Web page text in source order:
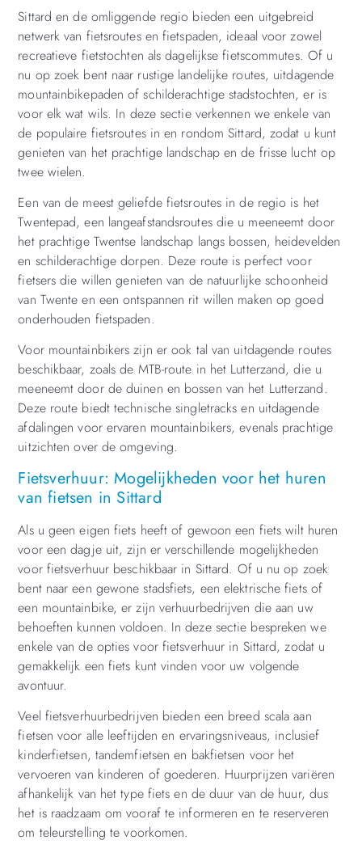
Sittard en de omliggende regio bieden een uitgebreid
netwerk van fietsroutes en fietspaden, ideaal voor zowel
recreatieve fietstochten als dagelijkse fietscommutes. Of u
nu op zoek bent naar rustige landelijke routes, uitdagende
mountainbikepaden of schilderachtige stadstochten, er is
voor elk wat wils. In deze sectie verkennen we enkele van
de populaire fietsroutes in en rondom Sittard, zodat u kunt
genieten van het prachtige landschap en de frisse lucht op
twee wielen.
Een van de meest geliefde fietsroutes in de regio is het
Twentepad, een langeafstandsroutes die u meeneemt door
het prachtige Twentse landschap langs bossen, heidevelden
en schilderachtige dorpen. Deze route is perfect voor
fietsers die willen genieten van de natuurlijke schoonheid
van Twente en een ontspannen rit willen maken op goed
onderhouden fietspaden.
Voor mountainbikers zijn er ook tal van uitdagende routes
beschikbaar, zoals de MTB-route in het Lutterzand, die u
meeneemt door de duinen en bossen van het Lutterzand.
Deze route biedt technische singletracks en uitdagende
afdalingen voor ervaren mountainbikers, evenals prachtige
uitzichten over de omgeving.
Fietsverhuur: Mogelijkheden voor het huren
van fietsen in Sittard
Als u geen eigen fiets heeft of gewoon een fiets wilt huren
voor een dagje uit, zijn er verschillende mogelijkheden
voor fietsverhuur beschikbaar in Sittard. Of u nu op zoek
bent naar een gewone stadsfiets, een elektrische fiets of
een mountainbike, er zijn verhuurbedrijven die aan uw
behoeften kunnen voldoen. In deze sectie bespreken we
enkele van de opties voor fietsverhuur in Sittard, zodat u
gemakkelijk een fiets kunt vinden voor uw volgende
avontuur.
Veel fietsverhuurbedrijven bieden een breed scala aan
fietsen voor alle leeftijden en ervaringsniveaus, inclusief
kinderfietsen, tandemfietsen en bakfietsen voor het
vervoeren van kinderen of goederen. Huurprijzen variëren
afhankelijk van het type fiets en de duur van de huur, dus
het is raadzaam om vooraf te informeren en te reserveren
om teleurstelling te voorkomen.